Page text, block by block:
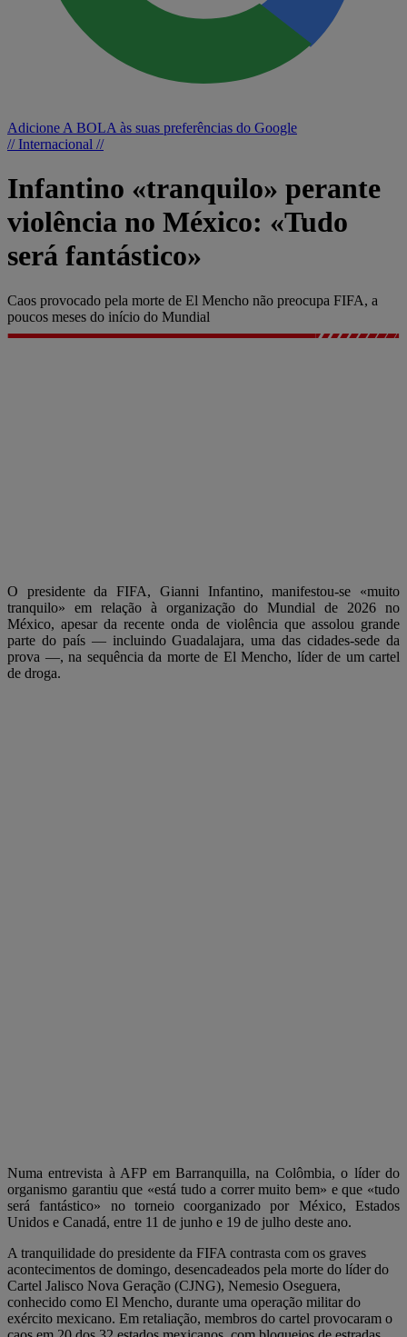
Adicione A BOLA às suas preferências do Google
// Internacional //
Infantino «tranquilo» perante
violência no México: «Tudo
será fantástico»
Caos provocado pela morte de El Mencho não preocupa FIFA, a
poucos meses do início do Mundial
O presidente da FIFA, Gianni Infantino, manifestou-se «muito
tranquilo» em relação à organização do Mundial de 2026 no
México, apesar da recente onda de violência que assolou grande
parte do país — incluindo Guadalajara, uma das cidades-sede da
prova —, na sequência da morte de El Mencho, líder de um cartel
de droga.
Numa entrevista à AFP em Barranquilla, na Colômbia, o líder do
organismo garantiu que «está tudo a correr muito bem» e que «tudo
será fantástico» no torneio coorganizado por México, Estados
Unidos e Canadá, entre 11 de junho e 19 de julho deste ano.
A tranquilidade do presidente da FIFA contrasta com os graves
acontecimentos de domingo, desencadeados pela morte do líder do
Cartel Jalisco Nova Geração (CJNG), Nemesio Oseguera,
conhecido como El Mencho, durante uma operação militar do
exército mexicano. Em retaliação, membros do cartel provocaram o